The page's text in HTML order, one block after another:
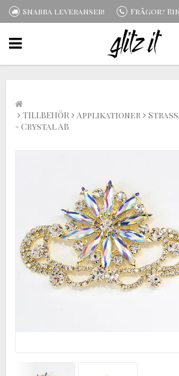
Snabba leveranser! Frågor?
TILLBEHÖR Applikationer
- Crystal AB